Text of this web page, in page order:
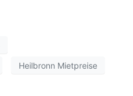
Heilbronn Mietpreise